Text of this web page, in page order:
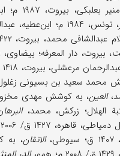
۱۹۸۷ م؛ ابن‌عاشور، محمد طاهر،
، تونس، ۱۹۸۴ م؛ ابن‌عطیه، عبدالحق،
محمد، بیروت، ۱۴۲۲ ق؛ ابن‌منظور،
، بیروت، دار المعرفه؛ بیضاوی،
بیروت، ۱۴۱۸ ق؛ بیهقی، احمد،
العین، به کوشش مهدی
الهلال؛ زرکش، محمد،
۱۴۲۷ ق/ ۲۰۰۶ م؛ زمخشری، محمود،
الاتقان، به